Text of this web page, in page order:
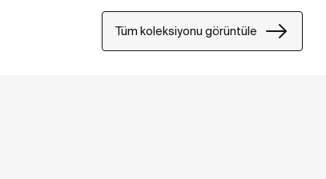
Tüm koleksiyonu görüntüle